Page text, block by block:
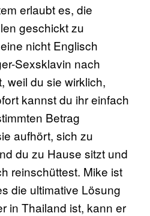
erlaubt es, die
geschickt zu
nicht Englisch
Sexsklavin nach
weil du sie wirklich,
kannst du ihr einfach
Betrag
aufhört, sich zu
du zu Hause sitzt und
reinschüttest. Mike ist
die ultimative Lösung
in Thailand ist, kann er